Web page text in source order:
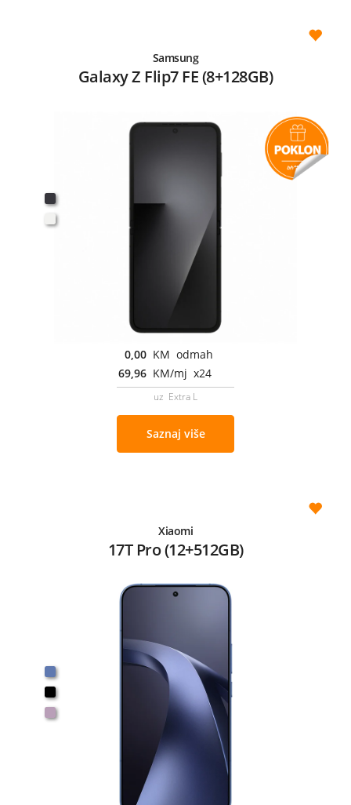
Samsung
Galaxy Z Flip7 FE (8+128GB)
0,00 KM odmah
69,96 KM/mj x24
uz Extra L
Saznaj više
Xiaomi
17T Pro (12+512GB)